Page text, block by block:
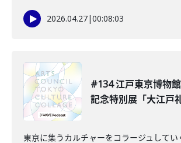
2026.04.27|00:08:03
#134 江戸東京博物
記念特別展「大江戸
東京に集うカルチャーをコラージュしてい